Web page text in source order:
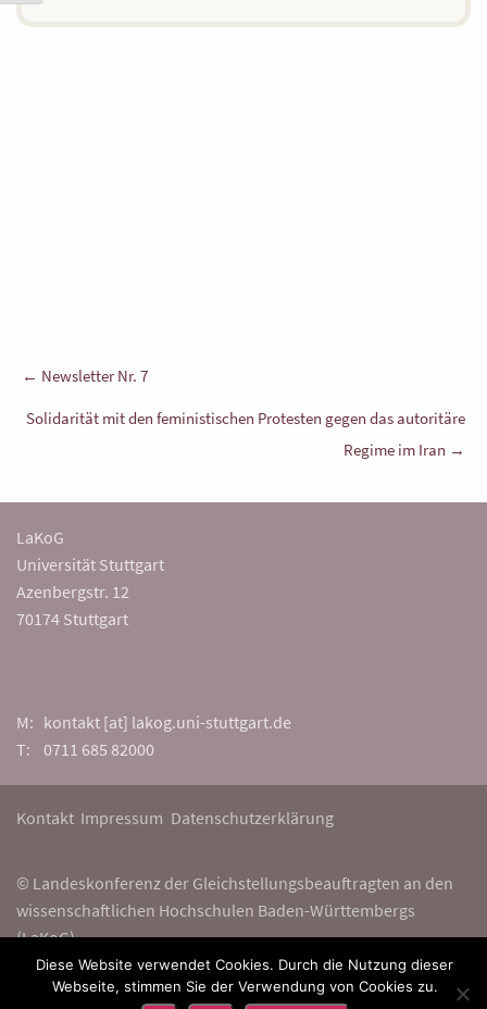
Beitragsnavigation
← Newsletter Nr. 7
Solidarität mit den feministischen Protesten gegen das autoritäre
Regime im Iran →
LaKoG
Universität Stuttgart
Azenbergstr. 12
70174 Stuttgart
M: kontakt [at] lakog.uni-stuttgart.de
T: 0711 685 82000
Kontakt Impressum Datenschutzerklärung
© Landeskonferenz der Gleichstellungsbeauftragten an den
wissenschaftlichen Hochschulen Baden-Württembergs
(LaKoG)
Diese Website verwendet Cookies. Durch die Nutzung dieser
Webseite, stimmen Sie der Verwendung von Cookies zu.